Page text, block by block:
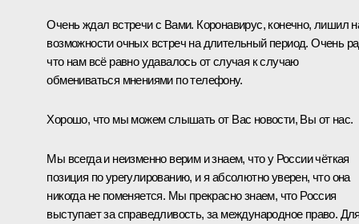
Очень ждал встречи с Вами. Коронавирус, конечно, лишил
возможности очных встреч на длительный период. Очень
что нам всё равно удавалось от случая к случаю
обмениваться мнениями по телефону.
Хорошо, что мы можем слышать от Вас новости, Вы от нас.
Мы всегда и неизменно верим и знаем, что у России чёткая
позиция по урегулированию, и я абсолютно уверен, что она
никогда не поменяется. Мы прекрасно знаем, что Россия
выступает за справедливость, за международное право.